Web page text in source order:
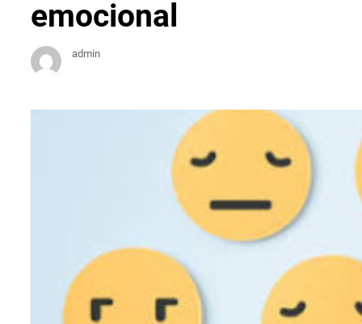
emocional
admin